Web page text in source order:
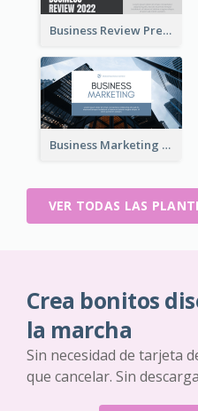
Business Review Presentations
Business Marketing Presentation
VER TODAS LAS
Crea bonitos
la marcha
Sin necesidad de tarjeta
que cancelar. Sin